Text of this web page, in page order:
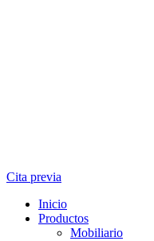
Cita previa
Inicio
Productos
Mobiliario